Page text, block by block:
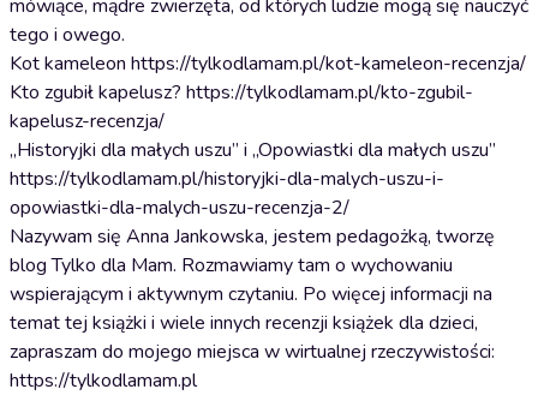
mówiące, mądre zwierzęta, od których ludzie mogą się nauczyć
tego i owego.
Kot kameleon https://tylkodlamam.pl/kot-kameleon-recenzja/
Kto zgubił kapelusz? https://tylkodlamam.pl/kto-zgubil-
kapelusz-recenzja/
„Historyjki dla małych uszu” i „Opowiastki dla małych uszu”
https://tylkodlamam.pl/historyjki-dla-malych-uszu-i-
opowiastki-dla-malych-uszu-recenzja-2/
Nazywam się Anna Jankowska, jestem pedagożką, tworzę
blog Tylko dla Mam. Rozmawiamy tam o wychowaniu
wspierającym i aktywnym czytaniu. Po więcej informacji na
temat tej książki i wiele innych recenzji książek dla dzieci,
zapraszam do mojego miejsca w wirtualnej rzeczywistości:
https://tylkodlamam.pl